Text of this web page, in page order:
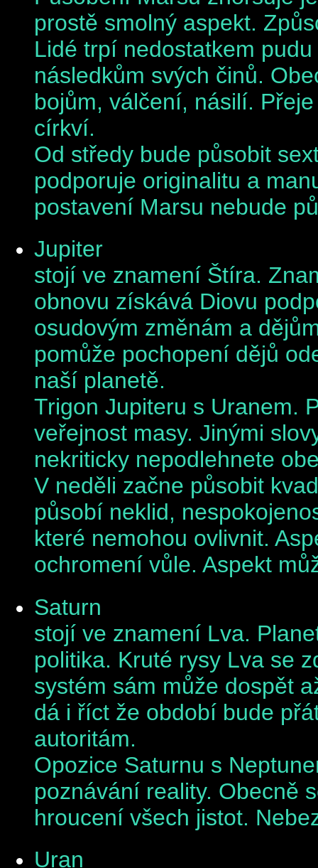
prostě smolný aspekt.
Lidé trpí nedostatkem
následkům svých činů.
bojům, válčení, násilí.
církví.
Od středy bude působit
podporuje originalitu a
postavení Marsu nebude
Jupiter
stojí ve znamení Štíra.
obnovu získává Diovu
osudovým změnám a
pomůže pochopení dějů
naší planetě.
Trigon Jupiteru s Uranem.
veřejnost masy. Jinými
nekriticky nepodlehnete
V neděli začne působit
působí neklid,
které nemohou ovlivnit.
ochromení vůle. Aspekt
Saturn
stojí ve znamení Lva.
politika. Kruté rysy Lva se
systém sám může dospět
dá i říct že období bude
autoritám.
Opozice Saturnu s
poznávání reality. Obecně
hroucení všech jistot.
Uran